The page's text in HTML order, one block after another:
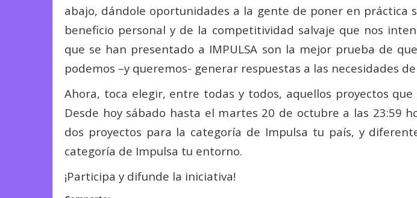
abajo, dándole oportunidades a la gente de poner en práctica
beneficio personal y de la competitividad salvaje que nos
que se han presentado a IMPULSA son la mejor prueba de
podemos –y queremos- generar respuestas a las necesidades
Ahora, toca elegir, entre todas y todos, aquellos proyectos
Desde hoy sábado hasta el martes 20 de octubre a las 23:59
dos proyectos para la categoría de Impulsa tu país, y
categoría de Impulsa tu entorno.
¡Participa y difunde la iniciativa!